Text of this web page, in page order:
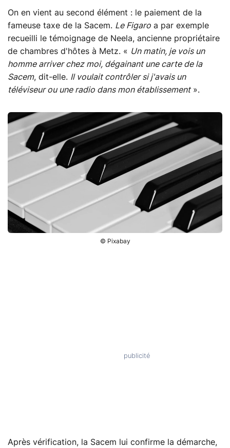
On en vient au second élément : le paiement de la
fameuse taxe de la Sacem. Le Figaro a par exemple
recueilli le témoignage de Neela, ancienne propriétaire
de chambres d'hôtes à Metz. « Un matin, je vois un
homme arriver chez moi, dégainant une carte de la
Sacem, dit-elle. Il voulait contrôler si j'avais un
téléviseur ou une radio dans mon établissement».
© Pixabay
Après vérification, la Sacem lui confirme la démarche,